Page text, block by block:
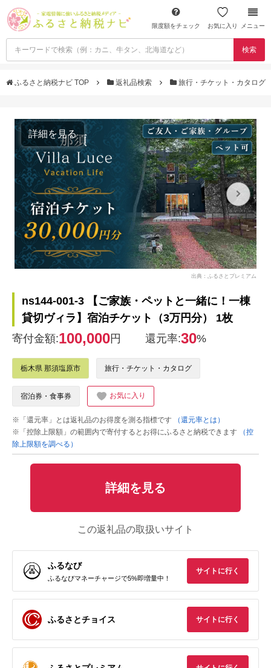
限度額をチェック お気に入り メニュー
検索
ふるさと納税ナビ TOP 返礼品検索 旅行・チケット・カタログ
詳細を見る
出典：ふるさとプレミアム
ns144-001-3 【ご家族・ペットと一緒に！一棟
貸切ヴィラ】宿泊チケット（3万円分） 1枚
寄付金額:100,000円 還元率:30%
栃木県 那須塩原市 旅行・チケット・カタログ
宿泊券・食事券 お気に入り
※「還元率」とは返礼品のお得度を測る指標です
（還元率とは）
※「控除上限額」の範囲内で寄付するとお得にふるさと納税できます
（控
除上限額を調べる）
詳細を見る
この返礼品の取扱いサイト
ふるなび
ふるなびマネーチャージで5%即増量中！
サイトに行く
ふるさとチョイス サイトに行く